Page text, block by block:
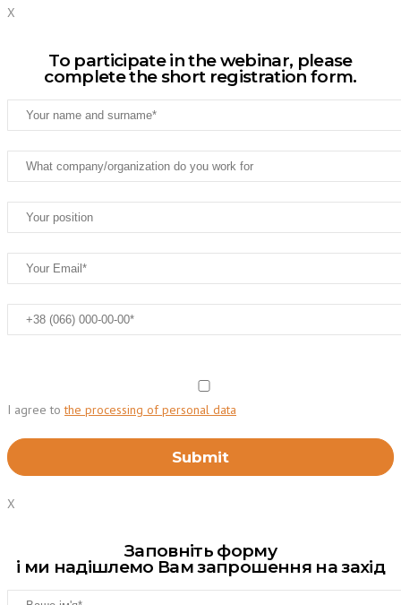
X
To participate in the webinar, please
complete the short registration form.
I agree tothe processing of personal data
X
Заповніть форму
і ми надішлемо Вам запрошення на захід